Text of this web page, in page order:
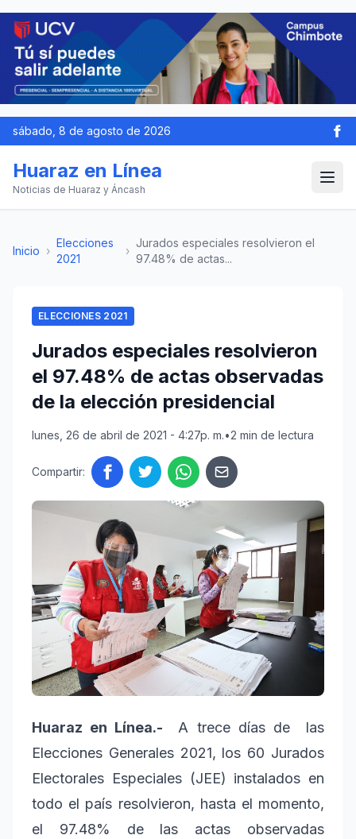
sábado, 8 de agosto de 2026
Huaraz en Línea
Noticias de Huaraz y Áncash
Inicio ›
Elecciones
2021
›
Jurados especiales resolvieron el
97.48% de actas...
ELECCIONES 2021
Jurados especiales resolvieron
el 97.48% de actas observadas
de la elección presidencial
lunes, 26 de abril de 2021 - 4:27p. m.•2 min de lectura
Compartir:
Huaraz en Línea.- A trece días de
las
Elecciones Generales 2021, los 60 Jurados
Electorales Especiales (JEE) instalados en
todo el país resolvieron, hasta el momento,
el 97.48% de las actas observadas